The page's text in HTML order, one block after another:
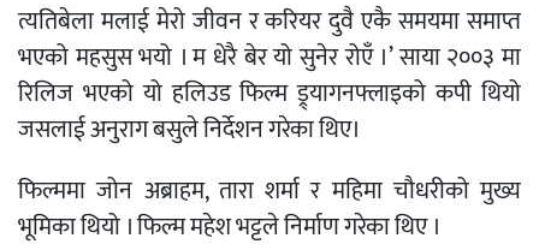
त्यतिबेला मलाई मेरो जीवन र करियर दुवै एकै समयमा समाप्त
भएको महसुस भयो । म धेरै बेर यो सुनेर रोएँ ।’ साया २००३ मा
रिलिज भएको यो हलिउड फिल्म ड्र्यागनफ्लाइको कपी थियो
जसलाई अनुराग बसुले निर्देशन गरेका थिए।
फिल्ममा जोन अब्राहम, तारा शर्मा र महिमा चौधरीको मुख्य
भूमिका थियो । फिल्म महेश भट्टले निर्माण गरेका थिए ।